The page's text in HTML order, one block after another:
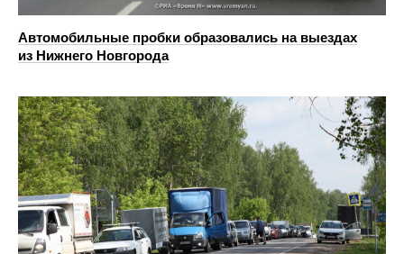
Автомобильные пробки образовались на выездах
из Нижнего Новгорода